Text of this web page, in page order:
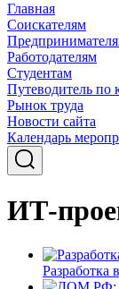
Главная
Соискателям
Работодателям
Студентам
Путеводитель по
Рынок труда
Новости сайта
Календарь
ИТ-